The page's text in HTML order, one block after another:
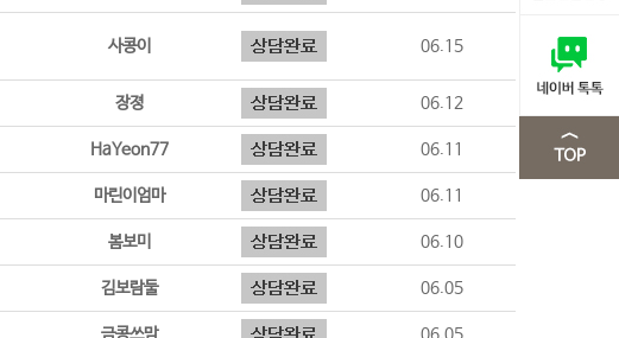
사콩이 06.15
장졍 06.12
HaYeon77 06.11
마린이엄마 06.11
봄보미 06.10
김보람둘 06.05